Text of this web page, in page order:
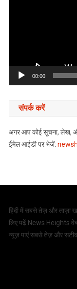
00:00
संपर्क करें
अगर आप कोई सूचना, लेख,
ईमेल आईडी पर भेजें:
हिंदी में सबसे तेज़ और ताज़ा
लिए पढ़ें News Heights
न्यूज़ पाएं सबसे तेज़ और सटीक